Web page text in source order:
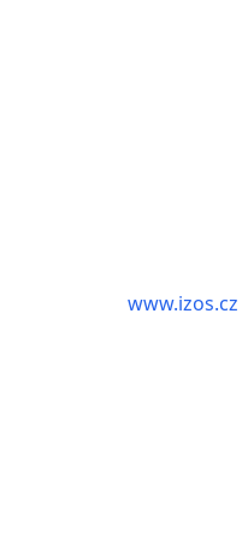
www.izos.cz